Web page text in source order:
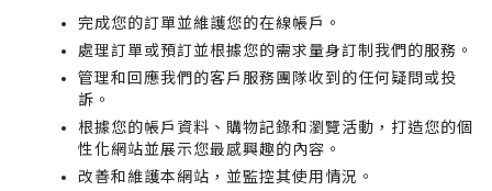
完成您的訂單並維護您的在線帳戶。
處理訂單或預訂並根據您的需求量身訂制我們的服務。
管理和回應我們的客戶服務團隊收到的任何疑問或投
訴。
根據您的帳戶資料、購物記錄和瀏覽活動，打造您的個
性化網站並展示您最感興趣的內容。
改善和維護本網站，並監控其使用情況。